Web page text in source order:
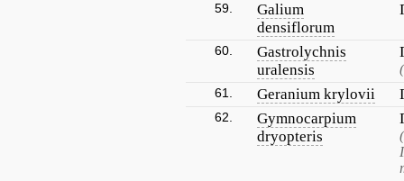
59.
Galium
densiflorum
60.
Gastrolychnis
uralensis
61. Geranium krylovii
62.
Gymnocarpium
dryopteris